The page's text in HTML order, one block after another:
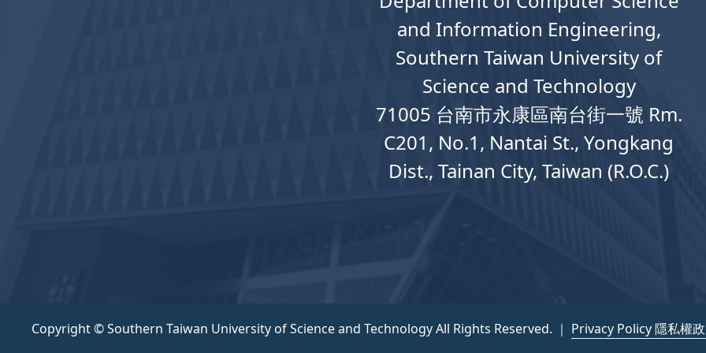
and Information Engineering,
Southern Taiwan University of
Science and Technology
71005 台南市永康區南台街一號 Rm.
C201, No.1, Nantai St., Yongkang
Dist., Tainan City, Taiwan (R.O.C.)
Copyright © Southern Taiwan University of Science and Technology All Rights Reserved. ｜ Privacy Policy 隱私權